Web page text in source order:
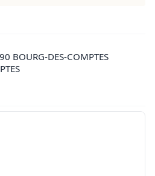
BOURG-DES-COMPTES